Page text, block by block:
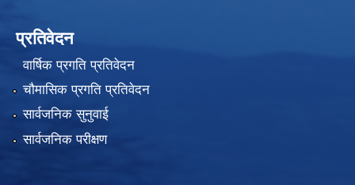
प्रतिवेदन
वार्षिक प्रगति प्रतिवेदन
चौमासिक प्रगति प्रतिवेदन
सार्वजनिक सुनुवाई
सार्वजनिक परीक्षण